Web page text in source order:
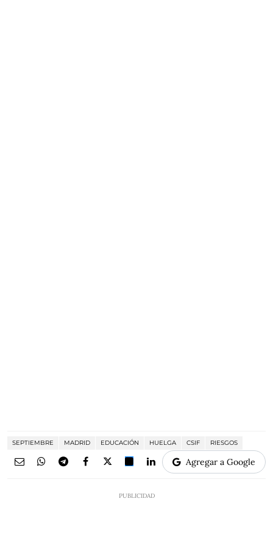
SEPTIEMBRE MADRID EDUCACIÓN HUELGA CSIF RIESGOS
Agregar a Google